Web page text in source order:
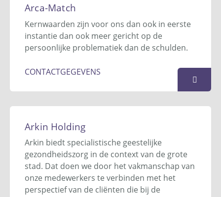
Postbus 74
0229 - 506 605
info@apolloinsolventie.nl
Arca-Match
Kernwaarden zijn voor ons dan ook in eerste
instantie dan ook meer gericht op de
persoonlijke problematiek dan de schulden.
CONTACTGEGEVENS
Hasselobrink 25
Enschede
0534-783 533
info@arca-match.nl
Website
Arkin Holding
Arkin biedt specialistische geestelijke
gezondheidszorg in de context van de grote
stad. Dat doen we door het vakmanschap van
onze medewerkers te verbinden met het
perspectief van de cliënten die bij de